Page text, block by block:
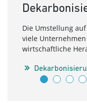
Die Umstellung
viele
wirtschaftliche